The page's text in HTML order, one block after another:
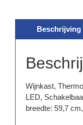
Beschrijving
Wijnkast,
LED,
breedte: 59,7